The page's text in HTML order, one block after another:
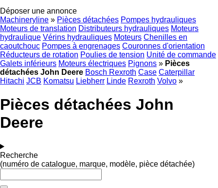
Déposer une annonce
Machineryline » Pièces détachées Pompes hydrauliques
Moteurs de translation Distributeurs hydrauliques Moteurs
hydraulique Vérins hydrauliques Moteurs Chenilles en
caoutchouc Pompes à engrenages Couronnes d'orientation
Réducteurs de rotation Poulies de tension Unité de commande
Galets inférieurs Moteurs électriques Pignons » Pièces
détachées John Deere Bosch Rexroth Case Caterpillar
Hitachi JCB Komatsu Liebherr Linde Rexroth Volvo »
Pièces détachées John
Deere
Recherche
(numéro de catalogue, marque, modèle, pièce détachée)